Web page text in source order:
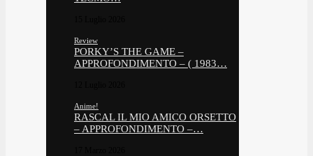
Review
PORKY’S THE GAME –
APPROFONDIMENTO – ( 1983…
Anime!
RASCAL IL MIO AMICO ORSETTO
– APPROFONDIMENTO –…